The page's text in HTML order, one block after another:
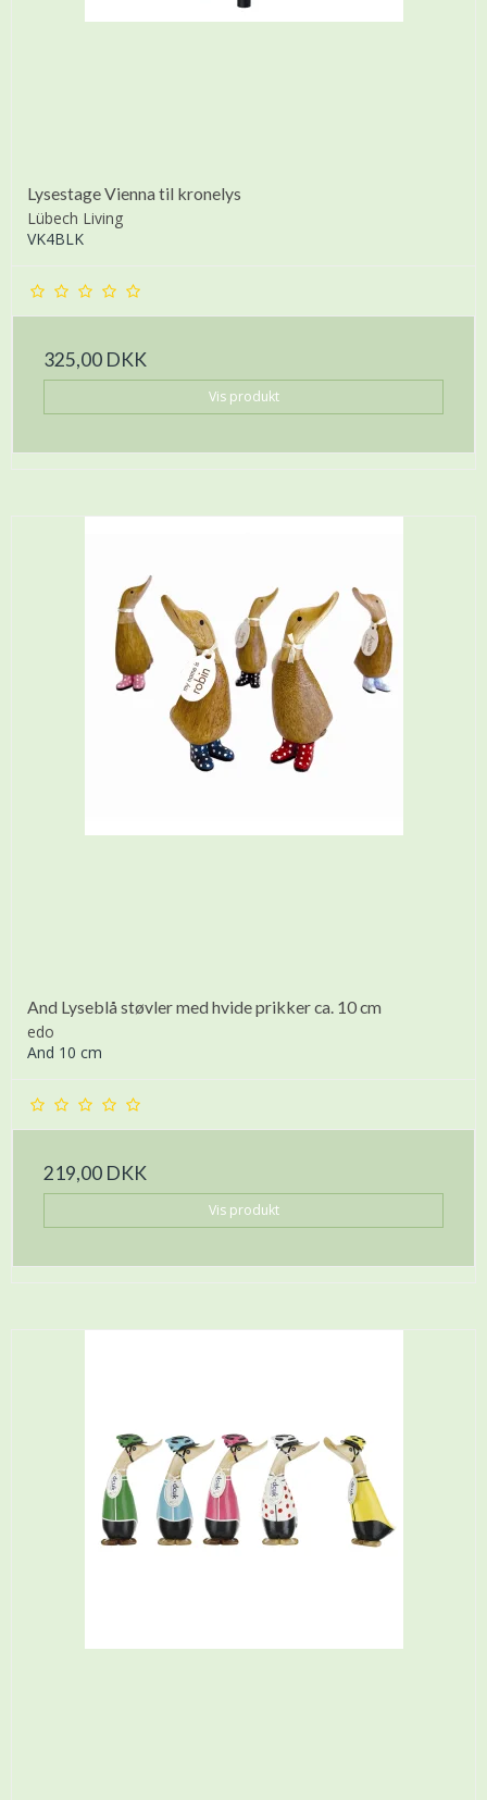
Lysestage Vienna til kronelys
Lübech Living
VK4BLK
325,00 DKK
Vis produkt
And Lyseblå støvler med hvide prikker ca. 10 cm
edo
And 10 cm
219,00 DKK
Vis produkt